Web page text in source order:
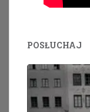
POSŁUCHAJ
Odtwarzacz
dźwiękowych